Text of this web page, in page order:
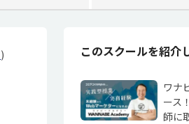
) このスクールを紹介
ワナ
ース
師に